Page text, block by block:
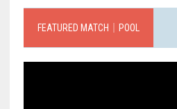
FEATURED MATCH｜POOL